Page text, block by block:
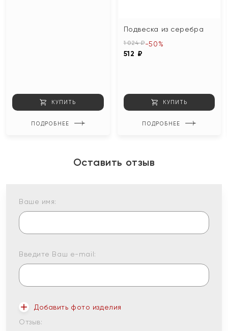
КУПИТЬ
ПОДРОБНЕЕ
Подвеска из серебра
1 024 ₽
512 ₽
-50%
КУПИТЬ
ПОДРОБНЕЕ
Оставить отзыв
Ваше имя:
Введите Ваш e-mail:
Добавить фото изделия
Отзыв: